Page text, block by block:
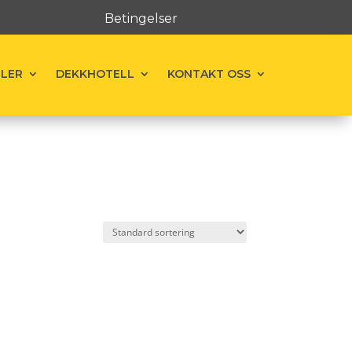
Betingelser
DEKKHOTELL KONTAKT OSS